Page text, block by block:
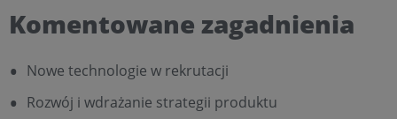
Komentowane zagadnienia
Nowe technologie w rekrutacji
Rozwój i wdrażanie strategii produktu